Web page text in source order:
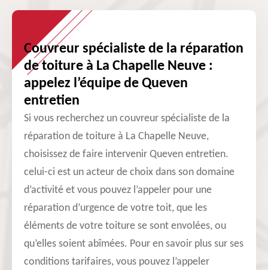
Couvreur spécialiste de la réparation
de toiture à La Chapelle Neuve :
appelez l’équipe de Queven
entretien
Si vous recherchez un couvreur spécialiste de la
réparation de toiture à La Chapelle Neuve,
choisissez de faire intervenir Queven entretien.
celui-ci est un acteur de choix dans son domaine
d’activité et vous pouvez l’appeler pour une
réparation d’urgence de votre toit, que les
éléments de votre toiture se sont envolées, ou
qu’elles soient abîmées. Pour en savoir plus sur ses
conditions tarifaires, vous pouvez l’appeler